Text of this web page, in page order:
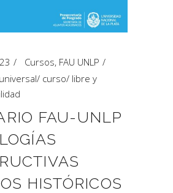
Cursos, FAU UNLP
/ curso/ libre y
FAU-UNLP
HISTÓRICOS